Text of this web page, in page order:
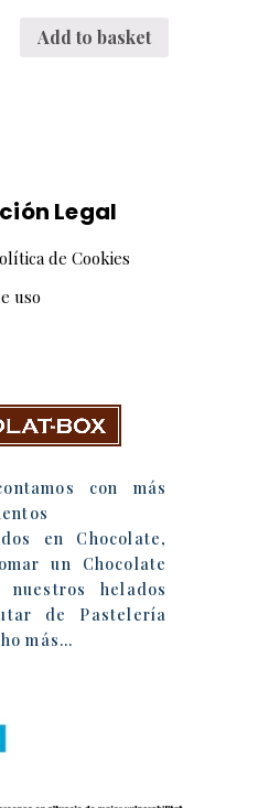
Add to basket
Legal
de Cookies
uso
con más
en Chocolate,
un Chocolate
helados
de Pastelería
más…